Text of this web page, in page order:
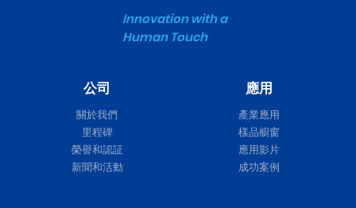
Innovation with a
Human Touch
公司
關於我們
里程碑
榮譽和認証
新聞和活動
應用
產業應用
樣品櫥窗
應用影片
成功案例